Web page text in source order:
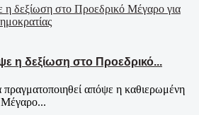
η δεξίωση στο Προεδρικό...
απόψε η καθιερωμένη
Μέγαρο...